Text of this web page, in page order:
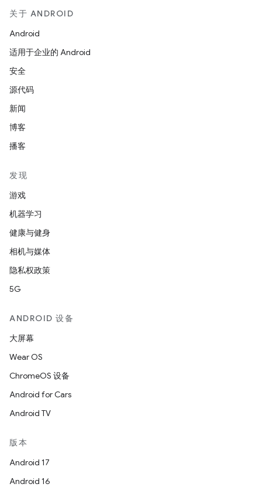
关于 ANDROID
Android
适用于企业的 Android
安全
源代码
新闻
博客
播客
发现
游戏
机器学习
健康与健身
相机与媒体
隐私权政策
5G
ANDROID 设备
大屏幕
Wear OS
ChromeOS 设备
Android for Cars
Android TV
版本
Android 17
Android 16